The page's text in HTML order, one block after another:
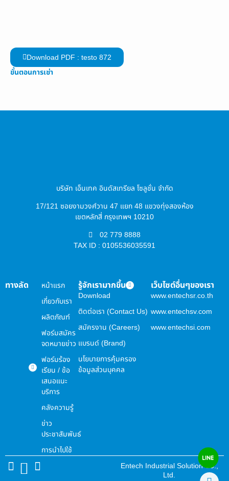
Download PDF : testo 872
ขั้นตอนการเช่า
บริษัท เอ็นเทค อินดัสเทรียล โซลูชั่น จำกัด
17/121 ซอยงามวงศ์วาน 47 แยก 48 แขวงทุ่งสองห้อง
เขตหลักสี่ กรุงเทพฯ 10210
02 779 8888
TAX ID : 0105536035591
ทางลัด
หน้าแรก
เกี่ยวกับเรา
ผลิตภัณฑ์
ฟอร์มสมัคร
จดหมายข่าว
ฟอร์มร้อง
เรียน / ข้อ
เสนอแนะ
บริการ
คลังความรู้
ข่าว
ประชาสัมพันธ์
การนำไปใช้
รู้จักเรามากขึ้น
Download
ติดต่อเรา (Contact Us)
สมัครงาน (Careers)
แบรนด์ (Brand)
นโยบายการคุ้มครอง
ข้อมูลส่วนบุคคล
เว็บไซต์อื่นๆของเรา
www.entechsr.co.th
www.entechsv.com
www.entechsi.com
Entech Industrial Solution Co.,
Ltd.